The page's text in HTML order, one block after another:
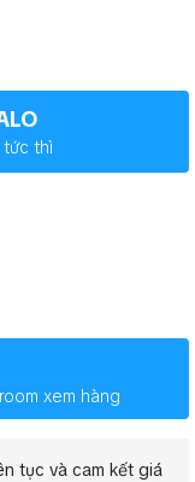
tức thì
xem hàng
tục và cam kết giá